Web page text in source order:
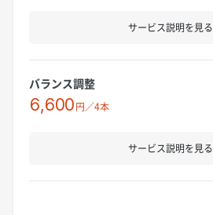
サービス説明を見る
バランス調整
6,600円／4本
サービス説明を見る